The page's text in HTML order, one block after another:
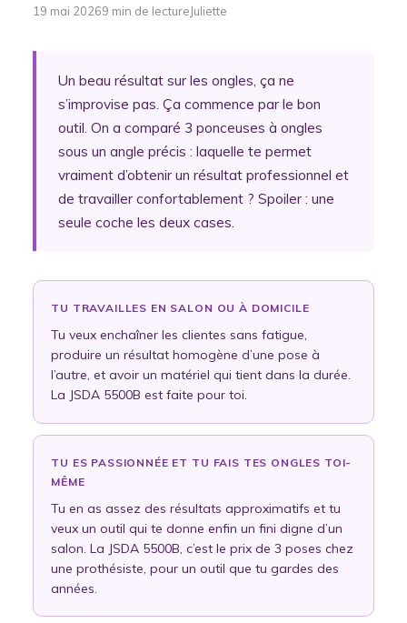
19 mai 20269 min de lectureJuliette
Un beau résultat sur les ongles, ça ne
s’improvise pas. Ça commence par le bon
outil. On a comparé 3 ponceuses à ongles
sous un angle précis : laquelle te permet
vraiment d’obtenir un résultat professionnel et
de travailler confortablement ? Spoiler : une
seule coche les deux cases.
TU TRAVAILLES EN SALON OU À DOMICILE
Tu veux enchaîner les clientes sans fatigue,
produire un résultat homogène d’une pose à
l’autre, et avoir un matériel qui tient dans la durée.
La JSDA 5500B est faite pour toi.
TU ES PASSIONNÉE ET TU FAIS TES ONGLES TOI-
MÊME
Tu en as assez des résultats approximatifs et tu
veux un outil qui te donne enfin un fini digne d’un
salon. La JSDA 5500B, c’est le prix de 3 poses chez
une prothésiste, pour un outil que tu gardes des
années.